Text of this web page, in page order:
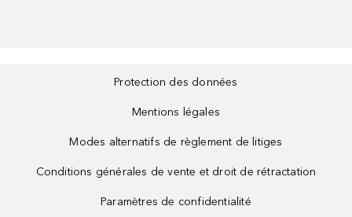
Protection des données
Mentions légales
Modes alternatifs de règlement de litiges
Conditions générales de vente et droit de rétractation
Paramètres de confidentialité